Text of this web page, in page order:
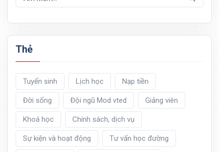
Thẻ
Tuyển sinh Lịch học Nạp tiền
Đời sống Đội ngũ Mod vted Giảng viên
Khoá học Chính sách, dịch vụ
Sự kiện và hoạt động Tư vấn học đường